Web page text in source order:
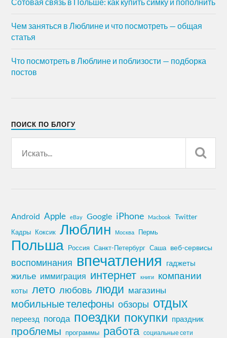
Чем заняться в Люблине и что посмотреть — общая
статья
Что посмотреть в Люблине и поблизости — подборка
постов
ПОИСК ПО БЛОГУ
Android Apple eBay Google iPhone Macbook Twitter
Кадры Коксик Люблин Москва Пермь
Польша Россия Санкт-Петербург Саша веб-сервисы
воспоминания впечатления гаджеты
жилье иммиграция интернет книги компании
коты лето любовь люди магазины
мобильные телефоны обзоры отдых
переезд погода поездки покупки праздник
проблемы программы работа социальные сети